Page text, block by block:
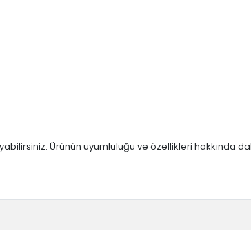
Ürünün uyumluluğu ve özellikleri hakkında